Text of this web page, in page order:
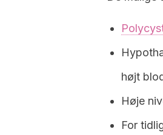
højt
Høje
For